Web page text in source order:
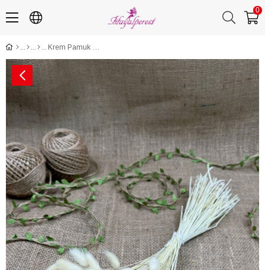
0
Krem Pamuk Otu Lagurus Dogal Kurutulmuş Çiçek